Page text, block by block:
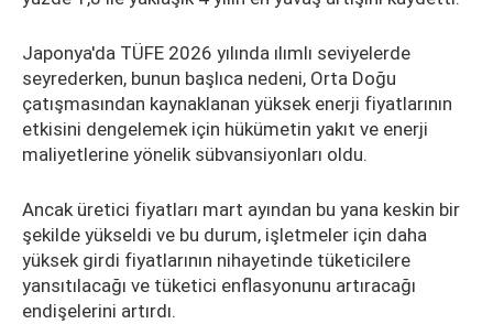
Japonya'da TÜFE 2026 yılında ılımlı seviyelerde
seyrederken, bunun başlıca nedeni, Orta Doğu
çatışmasından kaynaklanan yüksek enerji fiyatlarının
etkisini dengelemek için hükümetin yakıt ve enerji
maliyetlerine yönelik sübvansiyonları oldu.
Ancak üretici fiyatları mart ayından bu yana keskin bir
şekilde yükseldi ve bu durum, işletmeler için daha
yüksek girdi fiyatlarının nihayetinde tüketicilere
yansıtılacağı ve tüketici enflasyonunu artıracağı
endişelerini artırdı.